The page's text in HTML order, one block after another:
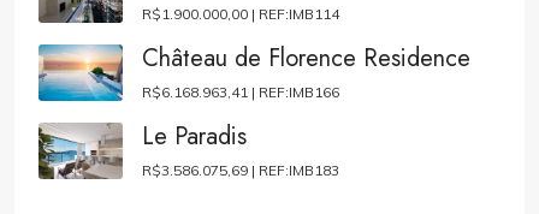
R$1.900.000,00 | REF:IMB114
Château de Florence Residence
R$6.168.963,41 | REF:IMB166
Le Paradis
R$3.586.075,69 | REF:IMB183